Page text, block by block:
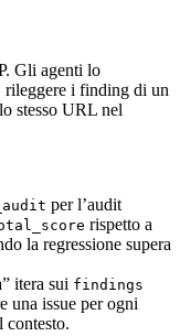
Gli agenti lo
rileggere i finding di un
stesso URL nel
per l’audit
rispetto a
la regressione supera
itera sui findings
una issue per ogni
contesto.